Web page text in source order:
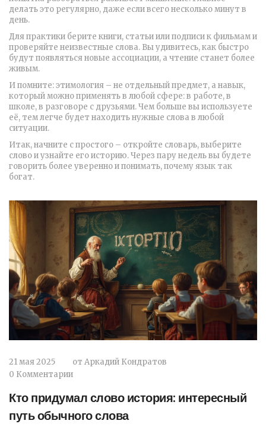
делать это регулярно, даже если всего несколько минут в
день.
Для практики берите книги, статьи или подписи к фильмам и
проверяйте неизвестные слова. Вы удивитесь, как быстро
будут появляться новые ассоциации, а чтение станет более
живым.
И помните: этимология – не отдельный предмет, а навык,
который можно применять в любой сфере: в работе, в
школе, в разговоре с друзьями. Чем больше вы используете
её, тем легче будет находить нужные слова в любой
ситуации.
Итак, начните с простого – откройте словарь, выберите
слово и узнайте его историю. Через пару недель вы будете
говорить более уверенно и понимать, почему язык так
богат.
21 мая 2025 от Аркадий Кондратов
0 Комментарии
Кто придумал слово история: интересный
путь обычного слова